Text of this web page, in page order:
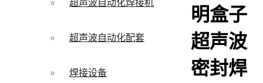
超声波自动化焊接机
超声波自动化配套
焊接设备
明盒子
超声波
密封焊